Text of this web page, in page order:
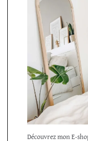
Découvrez mon E-